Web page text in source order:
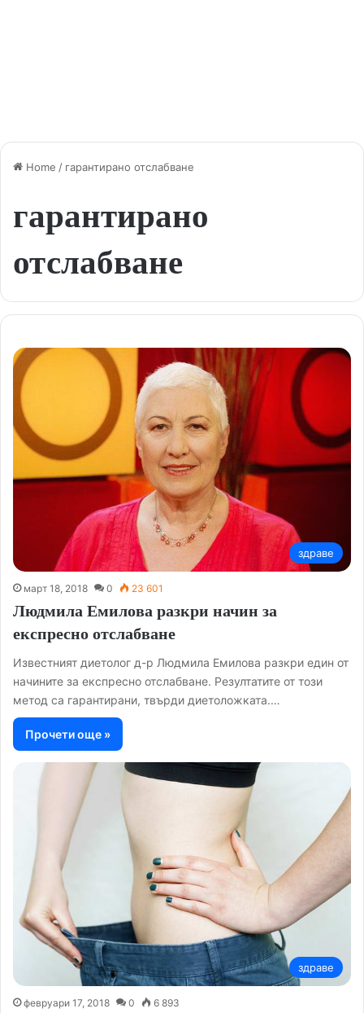
Home / гарантирано отслабване
гарантирано
отслабване
здраве
март 18, 2018 0 23 601
Людмила Емилова разкри начин за
експресно отслабване
Известният диетолог д-р Людмила Емилова разкри един от
начините за експресно отслабване. Резултатите от този
метод са гарантирани, твърди диетоложката.…
Прочети още »
здраве
февруари 17, 2018 0 6 893